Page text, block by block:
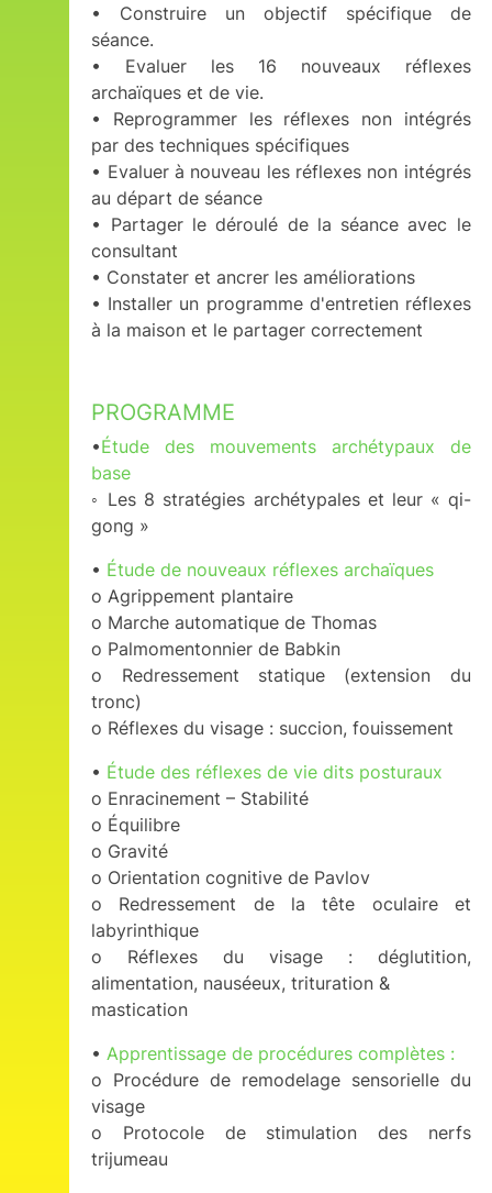
• Construire un objectif spécifique de
séance.
• Evaluer les 16 nouveaux réflexes
archaïques et de vie.
• Reprogrammer les réflexes non intégrés
par des techniques spécifiques
• Evaluer à nouveau les réflexes non intégrés
au départ de séance
• Partager le déroulé de la séance avec le
consultant
• Constater et ancrer les améliorations
• Installer un programme d'entretien réflexes
à la maison et le partager correctement
PROGRAMME
•Étude des mouvements archétypaux de
base
◦ Les 8 stratégies archétypales et leur « qi-
gong »
• Étude de nouveaux réflexes archaïques
o Agrippement plantaire
o Marche automatique de Thomas
o Palmomentonnier de Babkin
o Redressement statique (extension du
tronc)
o Réflexes du visage : succion, fouissement
• Étude des réflexes de vie dits posturaux
o Enracinement – Stabilité
o Équilibre
o Gravité
o Orientation cognitive de Pavlov
o Redressement de la tête oculaire et
labyrinthique
o Réflexes du visage : déglutition,
alimentation, nauséeux, trituration &
mastication
•Apprentissage de procédures complètes :
o Procédure de remodelage sensorielle du
visage
o Protocole de stimulation des nerfs
trijumeau